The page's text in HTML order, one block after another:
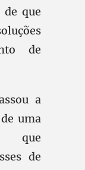
de que
de
a
uma
que
de